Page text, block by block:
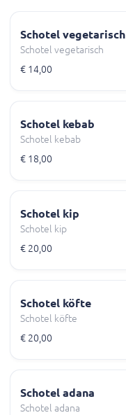
Schotel vegetarisch
Schotel vegetarisch
€ 14,00
Schotel kebab
Schotel kebab
€ 18,00
Schotel kip
Schotel kip
€ 20,00
Schotel köfte
Schotel köfte
€ 20,00
Schotel adana
Schotel adana